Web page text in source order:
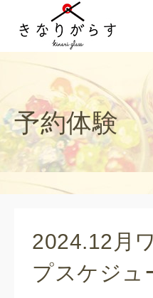
予約体験
2024.12月
プスケジュ